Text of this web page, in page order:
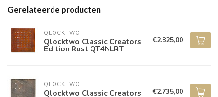
Gerelateerde producten
QLOCKTWO
Qlocktwo Classic Creators
Edition Rust QT4NLRT
€2.825,00
QLOCKTWO
Qlocktwo Classic Creators €2.735,00